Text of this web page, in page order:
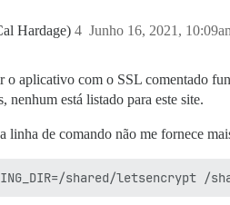
Hardage) Junho 16, 2021,
4
o aplicativo com o SSL comentado
nenhum está listado para este site.
linha de comando não me fornece